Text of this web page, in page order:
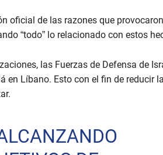
oficial de las razones que
“todo” lo relacionado con estos
las Fuerzas de Defensa de
en Líbano. Esto con el fin de reducir